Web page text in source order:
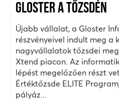
GLOSTER A TŐZSDÉN
Újabb vállalat, a Gloster
részvényeivel indult meg a
nagyvállalatok tőzsdei
Xtend piacon. Az
lépést megelőzően részt
Értéktőzsde ELITE
pályáz...